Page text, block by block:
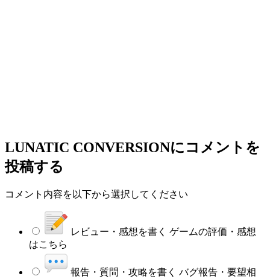
LUNATIC CONVERSIONにコメントを
投稿する
コメント内容を以下から選択してください
レビュー・感想を書く ゲームの評価・感想
はこちら
報告・質問・攻略を書く バグ報告・要望相